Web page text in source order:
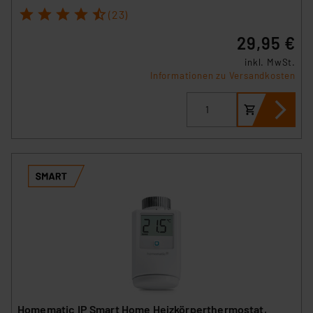
Cookies nach Zweck und Anbieter ist durch Klick auf
können die Verwendung nicht notwendiger Cookies
ablehnen oder ihr ganz oder teilweise zustimmen. Ihre
erteilte Zustimmung können Sie jederzeit unter dem
Link „Cookie Einstellungen“ anpassen oder widerrufen.
Die Rechtmäßigkeit der Speicherung, Abrufung und
Weiterverarbeitung dieser Daten zur Auswertung und
unberührt. Ihre Browser-Einstellungen können dazu
führen, dass die Einstellungen nicht längerfristig
gespeichert werden und dieses Banner erneut
„Einige Drittanbieter verarbeiten personenbezogene
1 2 3 4 5 (23)
29,95 €
inkl. MwSt.
Informationen zu Versandkosten
Homematic IP Smart Home Heizkörperthermostat,